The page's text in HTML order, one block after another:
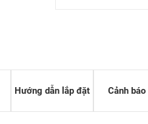
Hướng dẫn lắp đặt Cảnh báo